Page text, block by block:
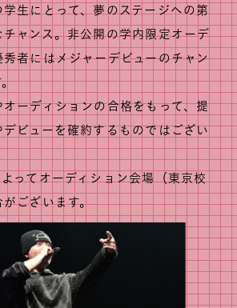
生にとって、夢のステージへの第
ャンス。非公開の学内限定オーデ
者にはメジャーデビューのチャン
。
ーディションの合格をもって、提
ビューを確約するものではござい
ってオーディション会場（東京校
ございます。